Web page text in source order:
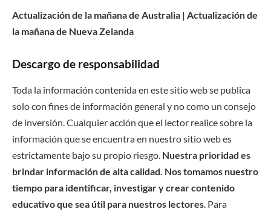
Actualización de la mañana de Australia | Actualización de
la mañana de Nueva Zelanda
Descargo de responsabilidad
Toda la información contenida en este sitio web se publica
solo con fines de información general y no como un consejo
de inversión. Cualquier acción que el lector realice sobre la
información que se encuentra en nuestro sitio web es
estrictamente bajo su propio riesgo. Nuestra prioridad es
brindar información de alta calidad. Nos tomamos nuestro
tiempo para identificar, investigar y crear contenido
educativo que sea útil para nuestros lectores. Para